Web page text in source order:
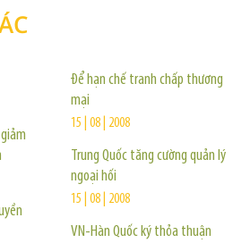
Để hạn chế tranh chấp thương
mại
15 | 08 | 2008
Trung Quốc tăng cường quản lý
ngoại hối
15 | 08 | 2008
VN-Hàn Quốc ký thỏa thuận